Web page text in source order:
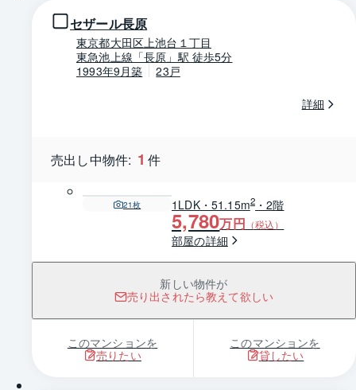
セザール長原
東京都大田区上池台１丁目
東急池上線「長原」駅 徒歩5分
1993年9月築
23戸
詳細
売出し中物件: 1 件
21枚 1LDK・51.15m2 ・2階
5,780万円 （税込）
部屋の詳細
新しい物件が
売り出されたら教えて欲しい
このマンションを
売りたい
このマンションを
貸したい